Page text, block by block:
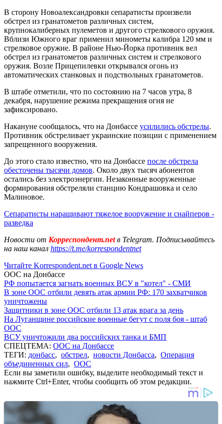
В сторону Новоалександровки сепаратисты произвели
обстрел из гранатометов различных систем,
крупнокалиберных пулеметов и другого стрелкового оружия.
Вблизи Южного враг применил минометы калибра 120 мм и
стрелковое оружие. В районе Нью-Йорка противник вел
обстрел из гранатометов различных систем и стрелкового
оружия. Возле Прицепилевки открывался огонь из
автоматических станковых и подствольных гранатометов.
В штабе отметили, что по состоянию на 7 часов утра, 8
декабря, нарушение режима прекращения огня не
зафиксировано.
Накануне сообщалось, что на Донбассе усилились обстрелы.
Противник обстреливает украинские позиции с применением
запрещенного вооружения.
До этого стало известно, что на Донбассе после обстрела
обесточены тысячи домов. Около двух тысяч абонентов
остались без электроэнергии. Незаконные вооруженные
формирования обстреляли станцию Кондрашовка и село
Малиновое.
Сепаратисты наращивают тяжелое вооружение и снайперов -
разведка
Новости от Корреспондент.netв Telegram. Подписывайтесь
на наш канал https://t.me/korrespondentnet
Читайте Korrespondent.net в Google News
ООС на Донбассе
РФ попытается загнать военных ВСУ в "котел" - СМИ
В зоне ООС отбили девять атак армии РФ: 170 захватчиков
уничтожены
Защитники в зоне ООС отбили 13 атак врага за день
На Луганщине российские военные бегут с поля боя - штаб
ООС
ВСУ уничтожили два российских танка и БМП
СПЕЦТЕМА: ООС на Донбассе
ТЕГИ: донбасс, обстрел, новости Донбасса, Операция
объединенных сил, ООС
Если вы заметили ошибку, выделите необходимый текст и
нажмите Ctrl+Enter, чтобы сообщить об этом редакции.